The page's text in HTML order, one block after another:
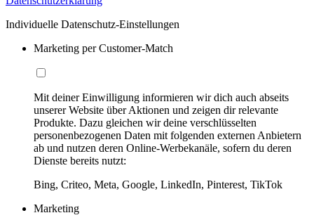
Individuelle Datenschutz-Einstellungen
Marketing per Customer-Match
Mit deiner Einwilligung informieren wir dich auch abseits
unserer Website über Aktionen und zeigen dir relevante
Produkte. Dazu gleichen wir deine verschlüsselten
personenbezogenen Daten mit folgenden externen Anbietern
ab und nutzen deren Online-Werbekanäle, sofern du deren
Dienste bereits nutzt:
Bing, Criteo, Meta, Google, LinkedIn, Pinterest, TikTok
Marketing